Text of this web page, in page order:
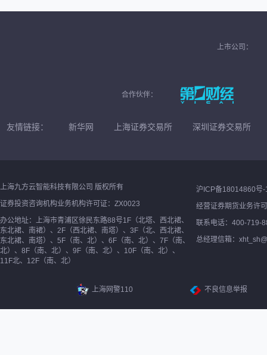
上市公司：
合作伙伴：
友情链接： 新华网 上海证券交易所 深圳证券交易所
上海九方云智能科技有限公司 版权所有
证券投资咨询机构业务机构许可证：ZX0023
办公地址：上海市青浦区徐民东路88号1F（北塔、西北裙、
东北裙、南裙）、2F（西北裙、南塔）、3F（北、西北裙、
东北裙、南塔）、5F（南、北）、6F（南、北）、7F（南、
北）、8F（南、北）、9F（南、北）、10F（南、北）、
11F北、12F（南、北）
沪ICP备18014860号-
经营证券期货业务许
联系电话：400-719-
总经理信箱：
上海网警110 不良信息举报